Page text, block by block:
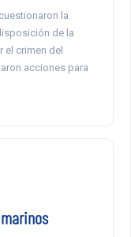
la
de la
el crimen del
acciones para